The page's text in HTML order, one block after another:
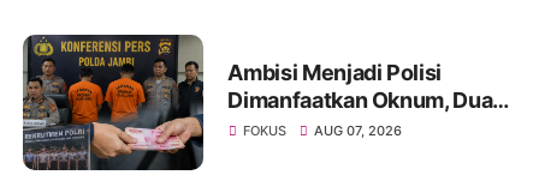
Ambisi Menjadi Polisi
Dimanfaatkan Oknum, Dua
Anggota Polda Jambi Diduga
FOKUS AUG 07, 2026